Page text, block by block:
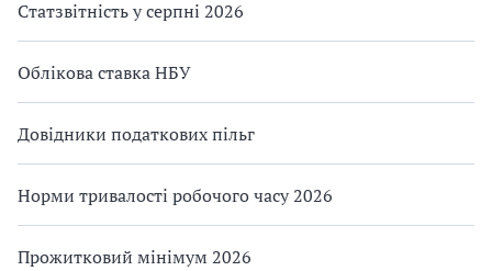
Статзвітність у серпні 2026
Облікова ставка НБУ
Довідники податкових пільг
Норми тривалості робочого часу 2026
Прожитковий мінімум 2026